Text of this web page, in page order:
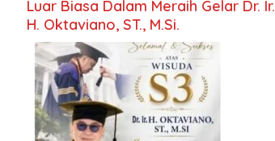
Luar Biasa Dalam Meraih Gelar Dr. Ir.
H. Oktaviano, ST., M.Si.